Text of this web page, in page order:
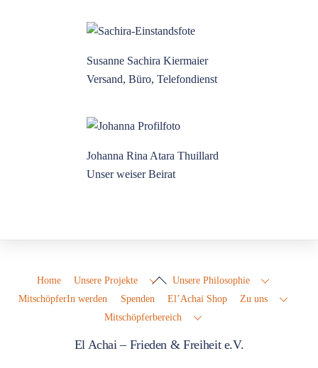
Susanne Sachira Kiermaier
Versand, Büro, Telefondienst
Johanna Rina Atara Thuillard
Unser weiser Beirat
Back
To
Top
Home Unsere Projekte
Unsere Philosophie
MitschöpferIn werden
Spenden El’Achai Shop
Zu uns
Mitschöpferbereich
El Achai – Frieden & Freiheit e.V.